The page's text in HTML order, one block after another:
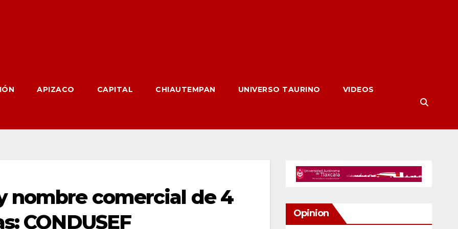
APIZACO CAPITAL CHIAUTEMPAN UNIVERSO TAURINO VIDEOS
nombre comercial de 4
CONDUSEF
Opinion